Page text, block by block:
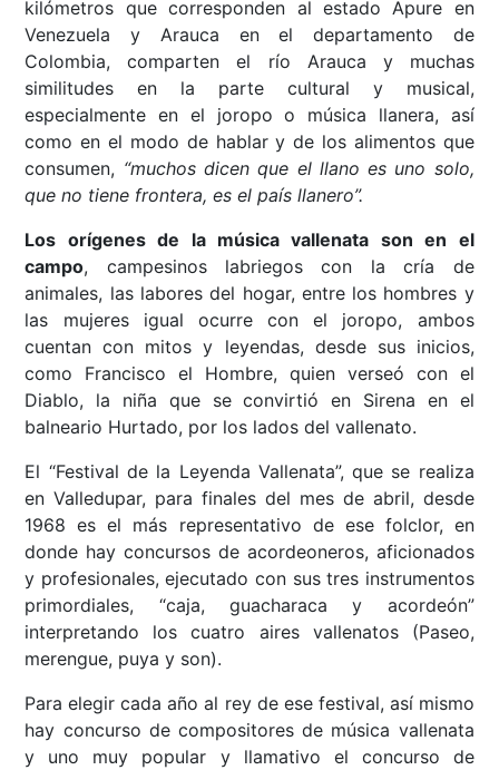
kilómetros que corresponden al estado Apure en
Venezuela y Arauca en el departamento de
Colombia, comparten el río Arauca y muchas
similitudes en la parte cultural y musical,
especialmente en el joropo o música llanera, así
como en el modo de hablar y de los alimentos que
consumen, “muchos dicen que el llano es uno solo,
que no tiene frontera, es el país llanero”.
Los orígenes de la música vallenata son en el
campo, campesinos labriegos con la cría de
animales, las labores del hogar, entre los hombres y
las mujeres igual ocurre con el joropo, ambos
cuentan con mitos y leyendas, desde sus inicios,
como Francisco el Hombre, quien verseó con el
Diablo, la niña que se convirtió en Sirena en el
balneario Hurtado, por los lados del vallenato.
El “Festival de la Leyenda Vallenata”, que se realiza
en Valledupar, para finales del mes de abril, desde
1968 es el más representativo de ese folclor, en
donde hay concursos de acordeoneros, aficionados
y profesionales, ejecutado con sus tres instrumentos
primordiales, “caja, guacharaca y acordeón”
interpretando los cuatro aires vallenatos (Paseo,
merengue, puya y son).
Para elegir cada año al rey de ese festival, así mismo
hay concurso de compositores de música vallenata
y uno muy popular y llamativo el concurso de